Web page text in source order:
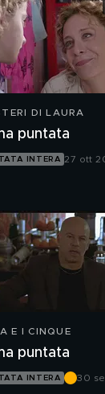
DI LAURA
puntata
INTERA 27 ott
E I CINQUE
puntata
INTERA
30